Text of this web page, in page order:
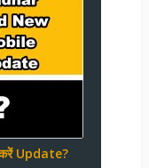
Update?